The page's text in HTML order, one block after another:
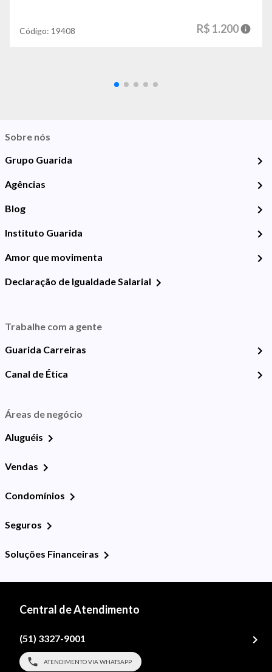
Código: 19408 R$ 1.200
Sobre nós
Grupo Guarida
Agências
Blog
Instituto Guarida
Amor que movimenta
Declaração de Igualdade Salarial
Trabalhe com a gente
Guarida Carreiras
Canal de Ética
Áreas de negócio
Aluguéis
Vendas
Condomínios
Seguros
Soluções Financeiras
Central de Atendimento
(51) 3327-9001
ATENDIMENTO VIA WHATSAPP